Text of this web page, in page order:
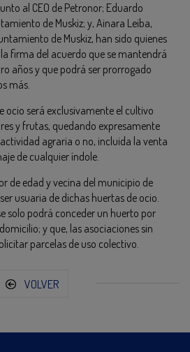
al CEO de Petronor; Eduardo
de Muskiz; y, Ainara Leiba,
de Muskiz, han sido quienes
firma del acuerdo que se mantendrá
años y que podrá ser prorrogado
más.
ocio será exclusivamente el cultivo
y frutas, quedando expresamente
agraria o no, incluida la venta
de cualquier índole.
de edad y vecina del municipio de
usuaria de dichas huertas de ocio.
solo podrá conceder un huerto por
y que, las asociaciones sin
parcelas de uso colectivo.
VOLVER